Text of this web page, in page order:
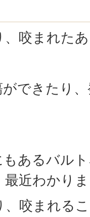
咬まれた
できたり
あるバル
近わかり
咬まれる